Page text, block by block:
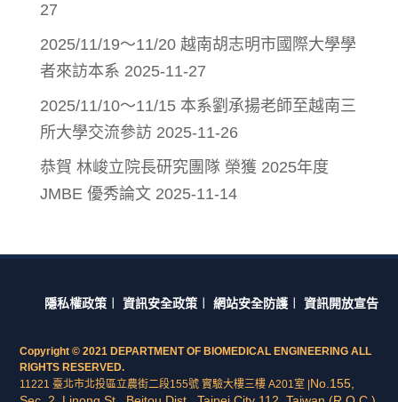
27
2025/11/19～11/20 越南胡志明市國際大學學
者來訪本系 2025-11-27
2025/11/10～11/15 本系劉承揚老師至越南三
所大學交流參訪 2025-11-26
恭賀 林峻立院長研究團隊 榮獲 2025年度
JMBE 優秀論文 2025-11-14
隱私權政策︱ 資訊安全政策︱ 網站安全防護︱ 資訊開放宣告
Copyright © 2021 DEPARTMENT OF BIOMEDICAL ENGINEERING ALL
RIGHTS RESERVED.
11221 臺北市北投區立農街二段155號 實驗大樓三樓 A201室 | No.155,